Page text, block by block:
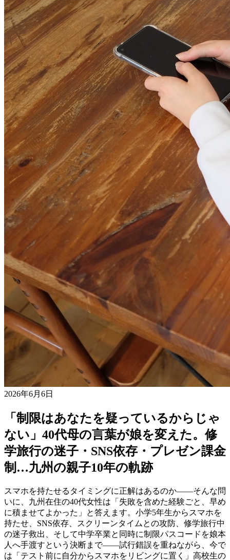
2026年6月6日
「制限はあなたを疑っているからじゃ
ない」40代母の言葉が娘を変えた。修
学旅行の迷子・SNS依存・プレゼン課金
制…九州の親子10年の軌跡
スマホを持たせるタイミングに正解はあるのか——そんな問
いに、九州在住の40代女性は「失敗を含めた経験ごと、早め
に積ませてよかった」と答えます。小学5年生からスマホを
持たせ、SNS依存、スクリーンタイムとの攻防、修学旅行中
の迷子救出、そして中学卒業と同時に制限パスコードを娘本
人へ手渡すという決断まで——試行錯誤を重ねながら、今で
は「テスト前に自分からスマホをリビングに置く」高校生の